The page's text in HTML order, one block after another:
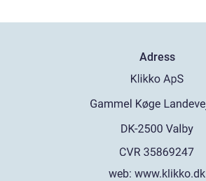
Adress
web: www.klikko.dk